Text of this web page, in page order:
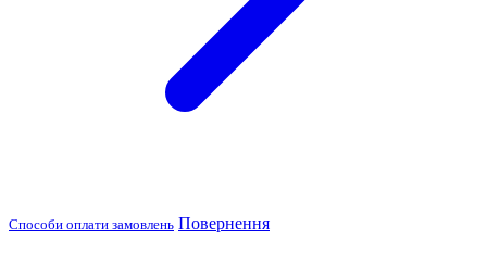
Способи оплати замовлень Повернення